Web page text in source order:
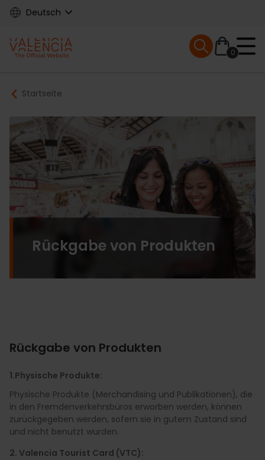
Skip
content
Deutsch
Main
navigation
0
Mobile menu
Breadcrumb
Startseite
Rückgabe von Produkten
Rückgabe von Produkten
1.Physische Produkte:
Physische Produkte (Merchandising und Publikationen), die
in den Fremdenverkehrsbüros erworben werden, können
zurückgegeben werden, sofern sie in gutem Zustand sind
und nicht benutzt wurden.
2. Valencia Tourist Card (VTC):